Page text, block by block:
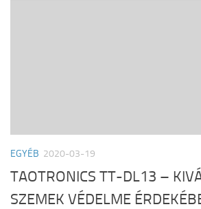
EGYÉB 2020-03-19
TAOTRONICS TT-DL13 –
SZEMEK VÉDELME